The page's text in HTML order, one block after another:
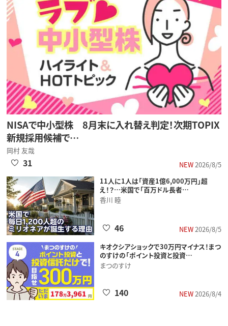
NISAで中小型株 8月末に入れ替え判定！次期TOPIX
新規採用候補で…
岡村 友哉
NEW2026/8/5
31
11人に1人は「資産1億6,000万円」超
え！？…米国で「百万ドル長者…
香川 睦
NEW2026/8/5
46
キオクシアショックで30万円マイナス！まつ
のすけの「ポイント投資と投資…
まつのすけ
NEW2026/8/4
140